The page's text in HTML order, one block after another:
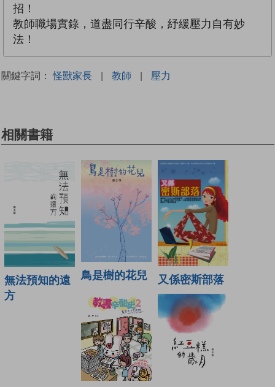
招！
教師職場實錄，道盡同行辛酸，紓緩壓力自有妙
法！
關鍵字詞：怪獸家長 | 教師 | 壓力
相關書籍
無法預知的遠
方
鳥是樹的花兒 又係密斯部落